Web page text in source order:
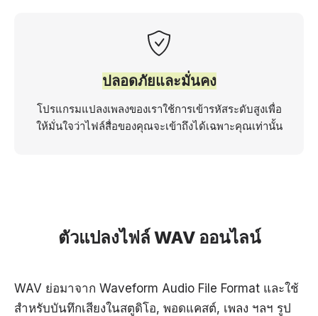
ปลอดภัยและมั่นคง
โปรแกรมแปลงเพลงของเราใช้การเข้ารหัสระดับสูงเพื่อ
ให้มั่นใจว่าไฟล์สื่อของคุณจะเข้าถึงได้เฉพาะคุณเท่านั้น
ตัวแปลงไฟล์ WAV ออนไลน์
WAV ย่อมาจาก Waveform Audio File Format และใช้
สำหรับบันทึกเสียงในสตูดิโอ, พอดแคสต์, เพลง ฯลฯ รูป